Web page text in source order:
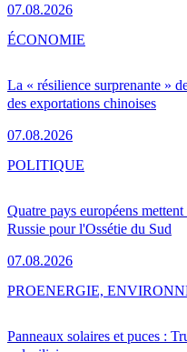
07.08.2026
La « résilience surprenante »
des exportations chinoises
07.08.2026
ÉCONOMIE
Quatre pays européens
Russie pour l'Ossétie du Sud
07.08.2026
POLITIQUE
Panneaux solaires et puces :
PROENERGIE,